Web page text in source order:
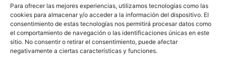
Para ofrecer las mejores experiencias, utilizamos tecnologías como las
cookies para almacenar y/o acceder a la información del dispositivo. El
consentimiento de estas tecnologías nos permitirá procesar datos como
el comportamiento de navegación o las identificaciones únicas en este
sitio. No consentir o retirar el consentimiento, puede afectar
negativamente a ciertas características y funciones.
que necesitas saber sobre noticias, novedades, tecnologías y
aplicaciones que te ayudaran a ser un mejor Djs.
SÍGUENOS